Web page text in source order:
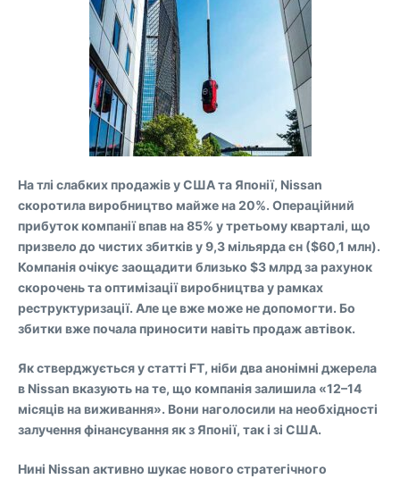
На тлі слабких продажів у США та Японії, Nissan
скоротила виробництво майже на 20%. Операційний
прибуток компанії впав на 85% у третьому кварталі, що
призвело до чистих збитків у 9,3 мільярда єн ($60,1 млн).
Компанія очікує заощадити близько $3 млрд за рахунок
скорочень та оптимізації виробництва у рамках
реструктуризації. Але це вже може не допомогти. Бо
збитки вже почала приносити навіть продаж автівок.
Як стверджується у статті FT, ніби два анонімні джерела
в Nissan вказують на те, що компанія залишила «12–14
місяців на виживання». Вони наголосили на необхідності
залучення фінансування як з Японії, так і зі США.
Нині Nissan активно шукає нового стратегічного